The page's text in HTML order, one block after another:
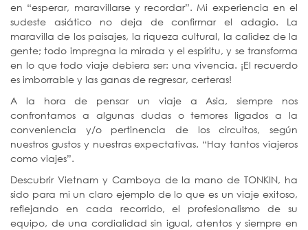
en “esperar, maravillarse y recordar”. Mi experiencia en el
sudeste asiático no deja de confirmar el adagio. La
maravilla de los paisajes, la riqueza cultural, la calidez de la
gente; todo impregna la mirada y el espíritu, y se transforma
en lo que todo viaje debiera ser: una vivencia. ¡El recuerdo
es imborrable y las ganas de regresar, certeras!
A la hora de pensar un viaje a Asia, siempre nos
confrontamos a algunas dudas o temores ligados a la
conveniencia y/o pertinencia de los circuitos, según
nuestros gustos y nuestras expectativas. “Hay tantos viajeros
como viajes”.
Descubrir Vietnam y Camboya de la mano de TONKIN, ha
sido para mi un claro ejemplo de lo que es un viaje exitoso,
reflejando en cada recorrido, el profesionalismo de su
equipo, de una cordialidad sin igual, atentos y siempre en